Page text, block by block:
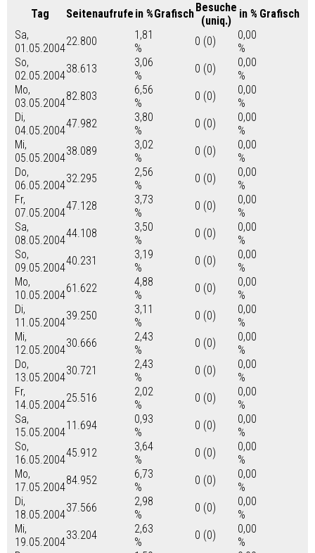
Tag Seitenaufrufe in %GrafischBesuche
(uniq.)
in % Grafisch
Sa,
01.05.2004
22.800
1,81
%
0 (0)
0,00
%
So,
02.05.2004
38.613
3,06
%
0 (0)
0,00
%
Mo,
03.05.2004
82.803
6,56
%
0 (0)
0,00
%
Di,
04.05.2004
47.982
3,80
%
0 (0)
0,00
%
Mi,
05.05.2004
38.089
3,02
%
0 (0)
0,00
%
Do,
06.05.2004
32.295
2,56
%
0 (0)
0,00
%
Fr,
07.05.2004
47.128
3,73
%
0 (0)
0,00
%
Sa,
08.05.2004
44.108
3,50
%
0 (0)
0,00
%
So,
09.05.2004
40.231
3,19
%
0 (0)
0,00
%
Mo,
10.05.2004
61.622
4,88
%
0 (0)
0,00
%
Di,
11.05.2004
39.250
3,11
%
0 (0)
0,00
%
Mi,
12.05.2004
30.666
2,43
%
0 (0)
0,00
%
Do,
13.05.2004
30.721
2,43
%
0 (0)
0,00
%
Fr,
14.05.2004
25.516
2,02
%
0 (0)
0,00
%
Sa,
15.05.2004
11.694
0,93
%
0 (0)
0,00
%
So,
16.05.2004
45.912
3,64
%
0 (0)
0,00
%
Mo,
17.05.2004
84.952
6,73
%
0 (0)
0,00
%
Di,
18.05.2004
37.566
2,98
%
0 (0)
0,00
%
Mi,
19.05.2004
33.204
2,63
%
0 (0)
0,00
%